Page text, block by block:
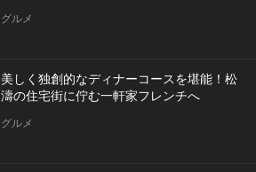
グルメ
美しく独創的なディナーコースを堪能！松
濤の住宅街に佇む一軒家フレンチへ
グルメ